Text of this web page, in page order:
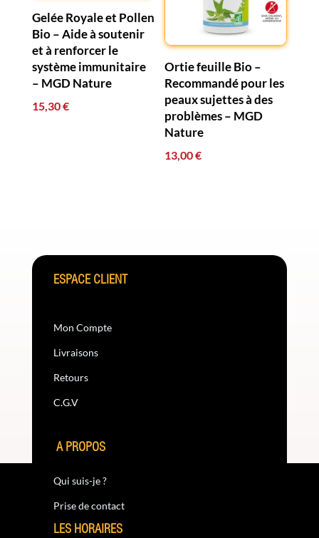
Gelée Royale et Pollen
Bio – Aide à soutenir
et à renforcer le
système immunitaire
– MGD Nature
15,30€
Ortie feuille Bio –
Recommandé pour les
peaux sujettes à des
problèmes – MGD
Nature
13,00€
ESPACE CLIENT
Mon Compte
Livraisons
Retours
C.G.V
A PROPOS
Qui suis-je ?
Prise de contact
LES HORAIRES